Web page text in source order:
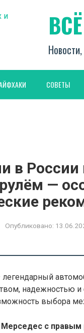
СОВЕТЫ
в России
—
Опубликовано:
легендарный
надежностью
выбора
Мерседес с правым